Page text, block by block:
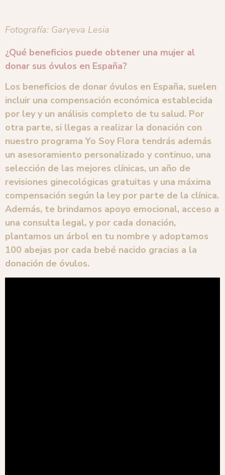
Fotografía: Garyeva Lesia
¿Qué beneficios puede obtener una mujer al
donar sus óvulos en España?
Los beneficios de donar óvulos en España, suelen
incluir una compensación económica establecida
por ley y un análisis completo de tu salud. Por
otra parte, si llegas a realizar la donación con
nuestro programa Yo Soy Flora tendrás además
un asesoramiento personalizado y continuo, una
selección de las mejores clínicas, un año de
revisiones ginecológicas gratuitas y una máxima
compensación según la ley por parte de la clínica.
Además, te brindamos apoyo emocional, acceso a
una consulta legal, y por cada donación,
plantamos un árbol en tu nombre y adoptamos
100 abejas por cada bebé nacido gracias a la
donación de óvulos.